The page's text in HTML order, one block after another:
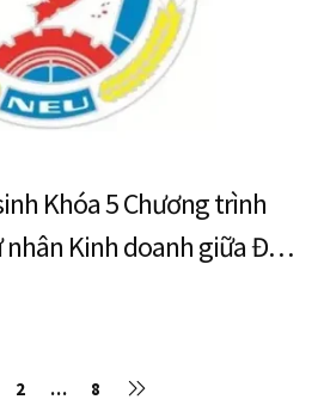
Khóa 5 Chương trình
Kinh doanh giữa Đại
và Đại học Waikato,
2 … 8